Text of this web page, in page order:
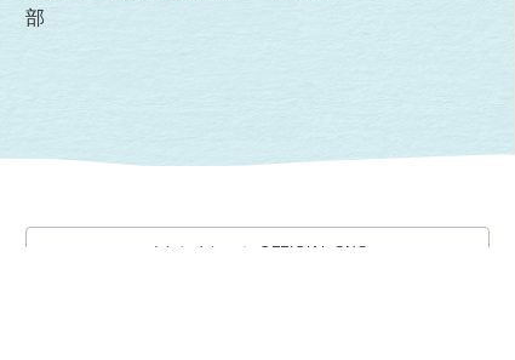
部
くらしまねっと OFFICIAL SNS